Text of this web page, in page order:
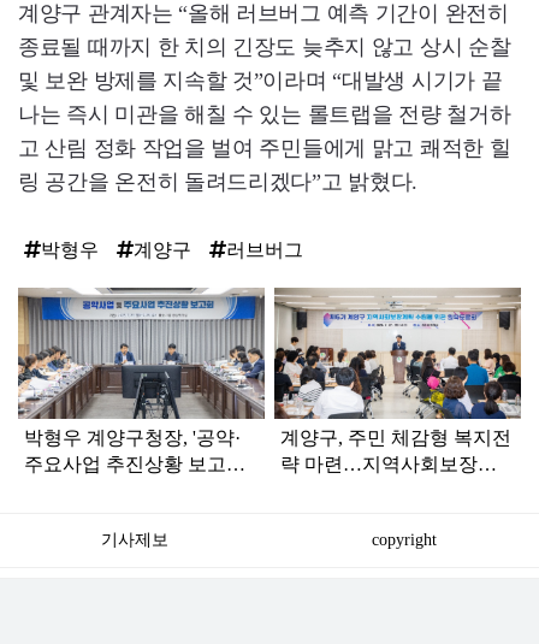
계양구 관계자는 “올해 러브버그 예측 기간이 완전히
종료될 때까지 한 치의 긴장도 늦추지 않고 상시 순찰
및 보완 방제를 지속할 것”이라며 “대발생 시기가 끝
나는 즉시 미관을 해칠 수 있는 롤트랩을 전량 철거하
고 산림 정화 작업을 벌여 주민들에게 맑고 쾌적한 힐
링 공간을 온전히 돌려드리겠다”고 밝혔다.
박형우 계양구 러브버그
탑
라
인
박형우 계양구청장, '공약·
주요사업 추진상황 보고회'
계양구, 주민 체감형 복지전
략 마련…지역사회보장계
기사제보 copyright